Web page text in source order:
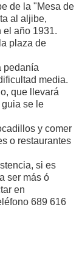
de la "Mesa de
al aljibe,
el año 1931.
plaza de
pedanía
media.
que llevará
se le
y comer
o restaurantes
si es
ser más ó
en
689 616